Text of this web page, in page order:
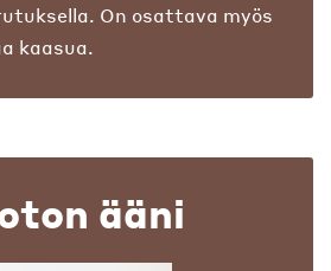
On osattava myös
kaasua.
ääni